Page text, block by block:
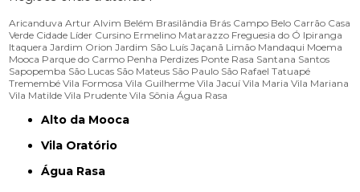
Aricanduva Artur Alvim Belém Brasilândia Brás Campo Belo Carrão Casa
Verde Cidade Líder Cursino Ermelino Matarazzo Freguesia do Ó Ipiranga
Itaquera Jardim Orion Jardim São Luís Jaçanã Limão Mandaqui Moema
Mooca Parque do Carmo Penha Perdizes Ponte Rasa Santana Santos
Sapopemba São Lucas São Mateus São Paulo São Rafael Tatuapé
Tremembé Vila Formosa Vila Guilherme Vila Jacuí Vila Maria Vila Mariana
Vila Matilde Vila Prudente Vila Sônia Água Rasa
Alto da Mooca
Vila Oratório
Água Rasa